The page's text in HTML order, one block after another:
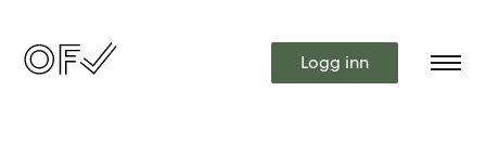
Logg inn